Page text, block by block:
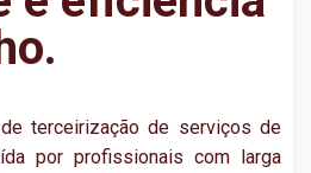
terceirização de serviços de
por profissionais com larga